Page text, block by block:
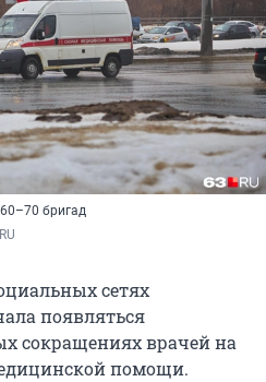
бригад
сетях
появляться
сокращениях врачей на
помощи.